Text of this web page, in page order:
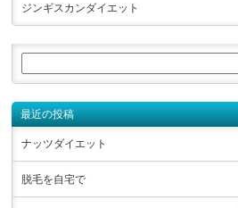
ジンギスカンダイエット
最近の投稿
ナッツダイエット
脱毛を自宅で